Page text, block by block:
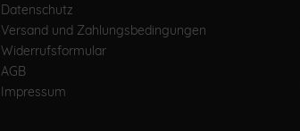
Datenschutz
Versand und Zahlungsbedingungen
Widerrufsformular
AGB
Impressum